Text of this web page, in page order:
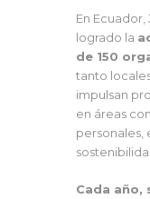
En
logrado la
de 150
tanto
impulsan
en áreas
Cada año,